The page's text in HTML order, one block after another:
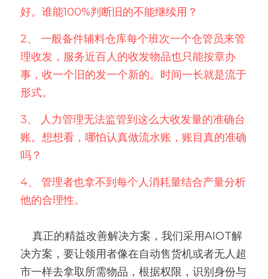
好。谁能100%判断旧的不能继续用？
2、
一般备件辅料仓库每个班次一个仓管员来管
理收发，服务近百人的收发物品也只能按章办
事，收一个旧的发一个新的。时间一长就是流于
形式。
3、
人力管理无法监管到这么大收发量的准确台
账。想想看，哪怕认真做流水账，账目真的准确
吗？
4、
管理者也拿不到每个人消耗量结合产量分析
他的合理性。
决方案，要让领用者像在自动售货机或者无人超
市一样去拿取所需物品，根据权限，识别身份与